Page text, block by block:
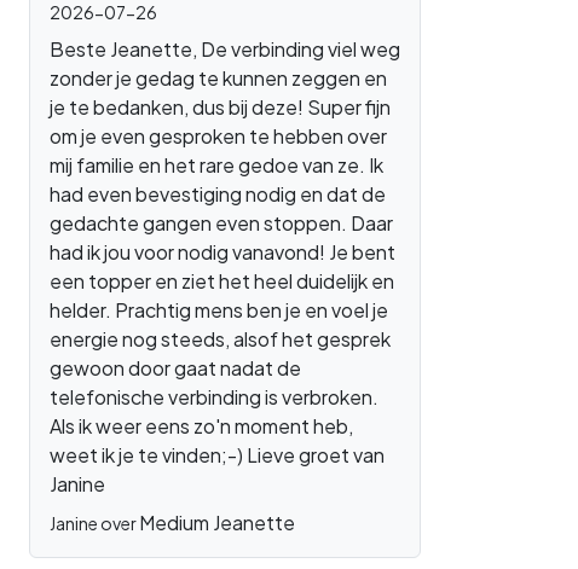
2026-07-26
Beste Jeanette, De verbinding viel weg
zonder je gedag te kunnen zeggen en
je te bedanken, dus bij deze! Super fijn
om je even gesproken te hebben over
mij familie en het rare gedoe van ze. Ik
had even bevestiging nodig en dat de
gedachte gangen even stoppen. Daar
had ik jou voor nodig vanavond! Je bent
een topper en ziet het heel duidelijk en
helder. Prachtig mens ben je en voel je
energie nog steeds, alsof het gesprek
gewoon door gaat nadat de
telefonische verbinding is verbroken.
Als ik weer eens zo'n moment heb,
weet ik je te vinden;-) Lieve groet van
Janine
Janine overMedium Jeanette